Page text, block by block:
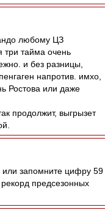
любому ЦЗ
три тайма очень
и без разницы,
напротив. имхо,
Ростова или даже
продолжит, выгрызет
или запомните цифру 59
предсезонных